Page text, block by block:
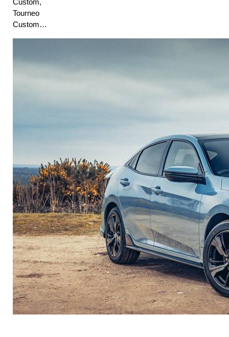
Custom,
Tourneo
Custom…